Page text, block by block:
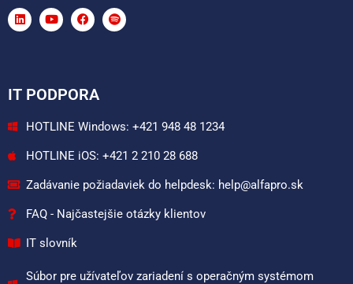
IT PODPORA
HOTLINE Windows: +421 948 48 1234
HOTLINE iOS: +421 2 210 28 688
Zadávanie požiadaviek do helpdesk: help@alfapro.sk
FAQ - Najčastejšie otázky klientov
IT slovník
Súbor pre užívateľov zariadení s operačným systémom